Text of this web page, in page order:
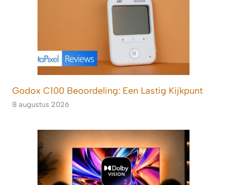
Godox C100 Beoordeling: Een Lastig Kijkpunt
8 augustus 2026